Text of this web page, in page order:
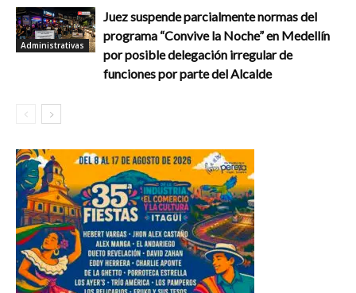
Administrativas
Juez suspende parcialmente normas del
programa “Convive la Noche” en Medellín
por posible delegación irregular de
funciones por parte del Alcalde